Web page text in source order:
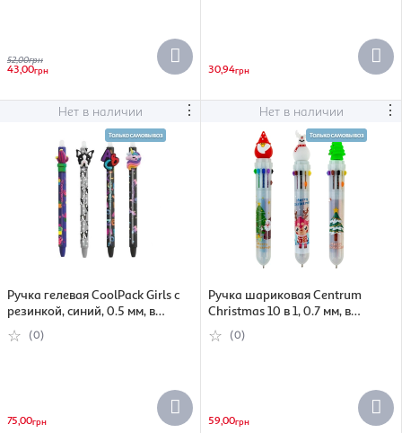
52,00грн
43,00грн 30,94грн
Нет в наличии ⋮
Ручка гелевая CoolPack Girls с
резинкой, синий, 0.5 мм, в
ассортименте (5907620178902)
(0)
75,00грн
Нет в наличии ⋮
Ручка шариковая Centrum
Christmas 10 в 1, 0.7 мм, в
ассортименте (4030969899755)
(0)
59,00грн